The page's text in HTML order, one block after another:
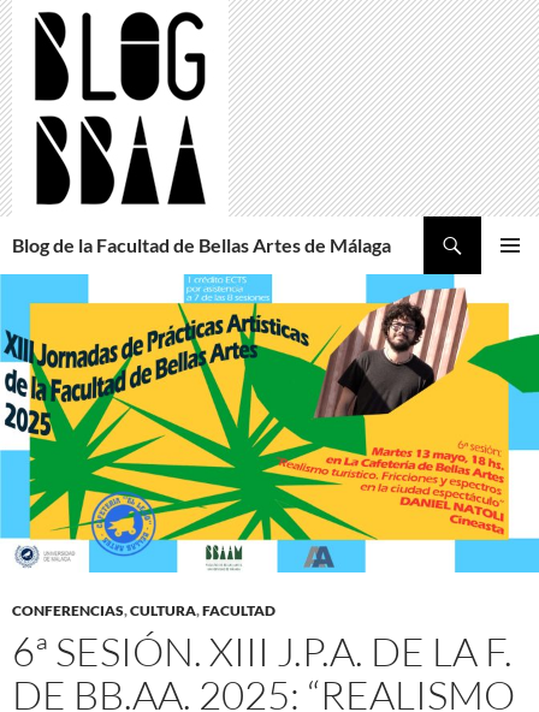
Saltar
al
contenido
Blog de la Facultad de Bellas Artes de Málaga
CONFERENCIAS,CULTURA,FACULTAD
6ª SESIÓN. XIII J.P.A. DE LA F.
DE BB.AA. 2025: “REALISMO